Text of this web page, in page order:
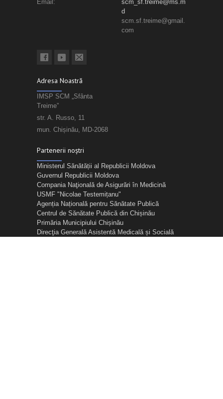
Email:
scm_sf.treime@ms.m
d
scm.sf.treime@gmail.
com
Adresa Noastră
IMSP SCM „Sfânta
Treime”
str. A. Russo, 11
mun. Chișinău, MD-2068
Partenerii noștri
Ministerul Sănătății al Republicii Moldova
Guvernul Republicii Moldova
Compania Naţională de Asigurări în Medicină
USMF "Nicolae Testemițanu"
Agenția Națională pentru Sănătate Publică
Centrul de Sănătate Publică din Chișinău
Primăria Municipiului Chișinău
Direcţia Generală Asistentă Medicală și Socială